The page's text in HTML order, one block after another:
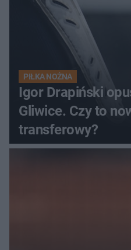
PIŁKA NOŻNA
Igor Drapiński
Gliwice. Czy to
transferowy?